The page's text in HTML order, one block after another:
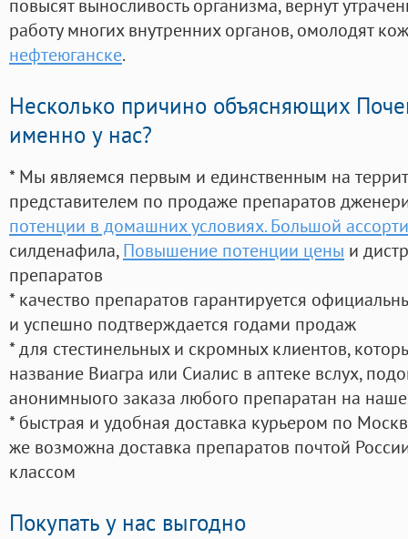
повысят выносливость организма, вернут
работу многих внутренних органов, омолодят
нефтеюганске.
Несколько причино объясняющих
именно у нас?
* Мы являемся первым и единственным на
представителем по продаже препаратов
потенции в домашних условиях. Большой
силденафила, Повышение потенции цены и
препаратов
* качество препаратов гарантируется
и успешно подтверждается годами продаж
* для стестинельных и скромных клиентов,
название Виагра или Сиалис в аптеке вслух,
анонимныого заказа любого препаратан на
* быстрая и удобная доставка курьером по
же возможна доставка препаратов почтой
классом
Покупать у нас выгодно